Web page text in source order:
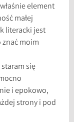
element
małej
literacki jest
moim
się
i epokowo,
strony i pod